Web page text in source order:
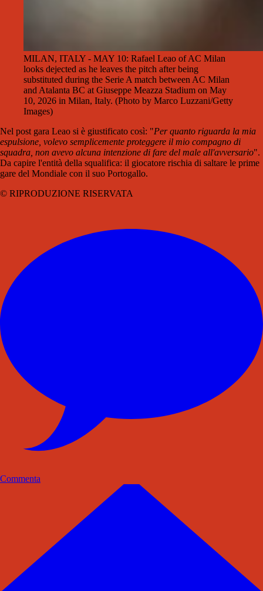
MILAN, ITALY - MAY 10: Rafael Leao of AC Milan
looks dejected as he leaves the pitch after being
substituted during the Serie A match between AC Milan
and Atalanta BC at Giuseppe Meazza Stadium on May
10, 2026 in Milan, Italy. (Photo by Marco Luzzani/Getty
Images)
Nel post gara Leao si è giustificato così: "Per quanto riguarda la mia
espulsione, volevo semplicemente proteggere il mio compagno di
squadra, non avevo alcuna intenzione di fare del male all'avversario".
Da capire l'entità della squalifica: il giocatore rischia di saltare le prime
gare del Mondiale con il suo Portogallo.
© RIPRODUZIONE RISERVATA
Commenta